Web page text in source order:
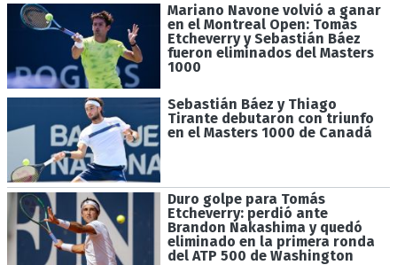
Mariano Navone volvió a ganar
en el Montreal Open: Tomás
Etcheverry y Sebastián Báez
fueron eliminados del Masters
1000
Sebastián Báez y Thiago
Tirante debutaron con triunfo
en el Masters 1000 de Canadá
Duro golpe para Tomás
Etcheverry: perdió ante
Brandon Nakashima y quedó
eliminado en la primera ronda
del ATP 500 de Washington